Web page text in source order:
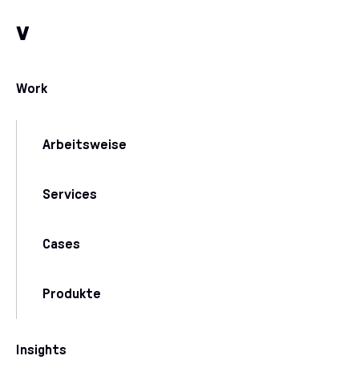
v
Work
Arbeitsweise
Services
Cases
Produkte
Insights